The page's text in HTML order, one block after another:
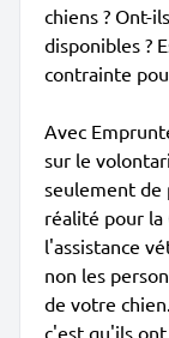
chiens ? Ont-
disponibles ?
contrainte
Avec
sur le
seulement de
réalité pour la
l'assistance
non les
de votre
c'est qu'ils